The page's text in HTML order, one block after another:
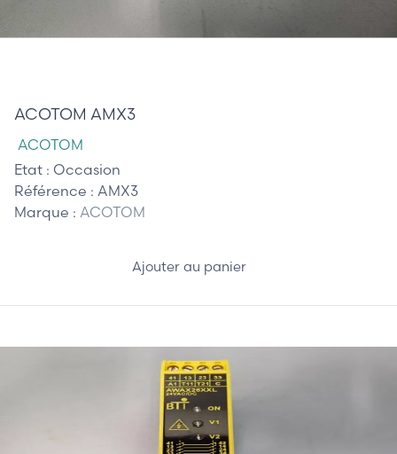
ACOTOM AMX3
ACOTOM
Etat : Occasion
Référence : AMX3
Marque : ACOTOM
Ajouter au panier